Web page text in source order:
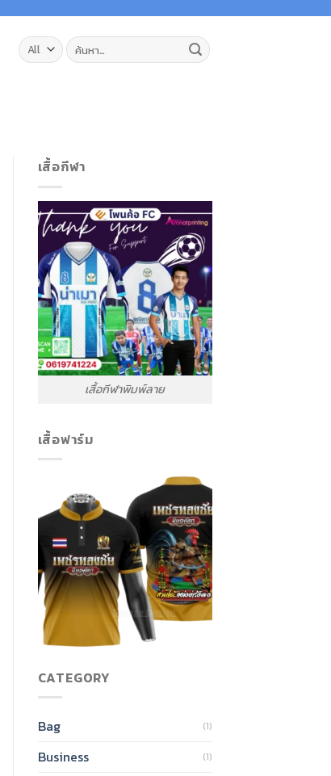
ค้นหา:
เสื้อกีฬา
เสื้อกีฬาพิมพ์ลาย
เสื้อฟาร์ม
CATEGORY
Bag (1)
Business (1)